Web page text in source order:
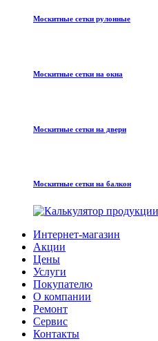
Москитные сетки рулонные
Москитные сетки на окна
Москитные сетки на двери
Москитные сетки на балкон
Интернет-магазин
Акции
Цены
Услуги
Покупателю
О компании
Ремонт
Сервис
Контакты